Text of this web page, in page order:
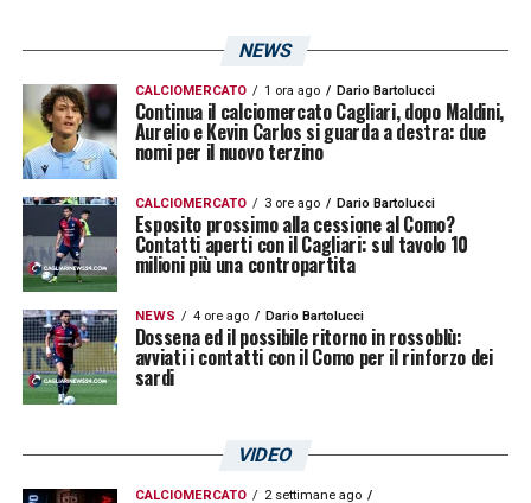
esclusivamente con Joao Pedro, Borriello ed
un instancabile Barella
47′ – Ancora Barella, questa volta in difesa: il
centrocampista è bravo a cercare e trovare
un calcio di punizione, respirano i sardi
46′ – Buono spunto di Barella, che guadagna
un fallo laterale
45′ – Recupero di 5 minuti. Il Crotone ci
prova con la forza della disperazione
Ancora un giallo per il Crotone: è per
NEWS
CALCIOMERCATO 1 ora ago Dario Bartolucci
Continua il calciomercato Cagliari, dopo Maldini,
Aurelio e Kevin Carlos si guarda a destra: due
nomi per il nuovo terzino
CALCIOMERCATO 3 ore ago Dario Bartolucci
Esposito prossimo alla cessione al Como?
Contatti aperti con il Cagliari: sul tavolo 10
milioni più una contropartita
NEWS 4 ore ago Dario Bartolucci
Dossena ed il possibile ritorno in rossoblù:
avviati i contatti con il Como per il rinforzo dei
sardi
VIDEO
CALCIOMERCATO 2 settimane ago